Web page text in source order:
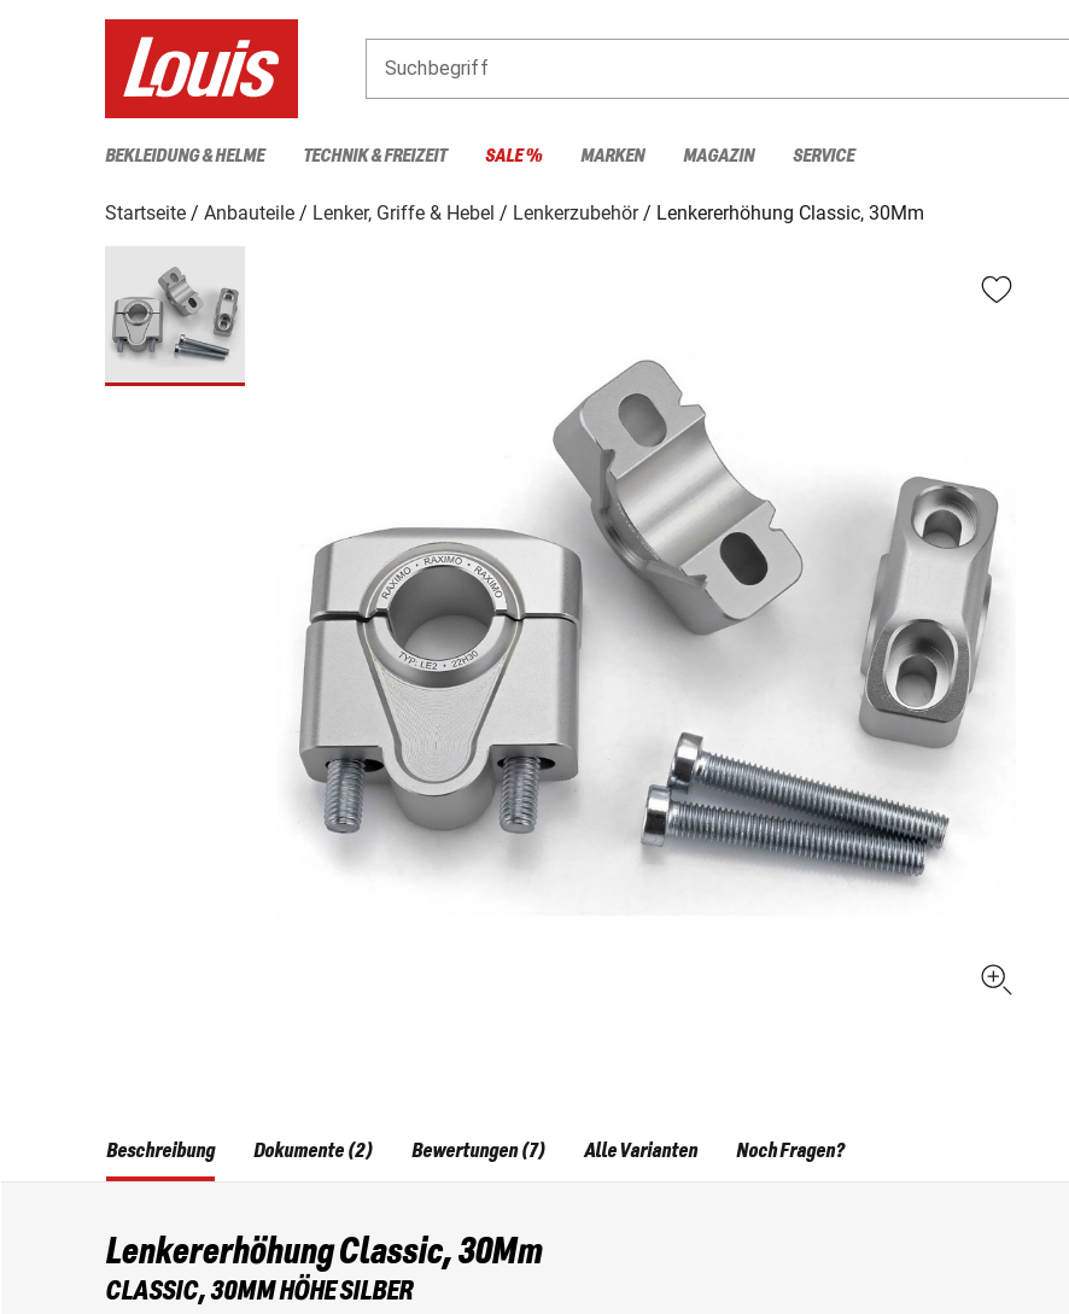
Suchbegriff
BEKLEIDUNG & HELME TECHNIK & FREIZEIT SALE % MARKEN MAGAZIN SERVICE
Startseite Anbauteile Lenker, Griffe & Hebel Lenkerzubehör
Lenkererhöhung Classic, 30Mm
Beschreibung
Lenkererhöhung Classic, 30Mm
CLASSIC, 30MM HÖHE SILBER
Dokumente (2) Bewertungen (7) Alle Varianten Noch Fragen?